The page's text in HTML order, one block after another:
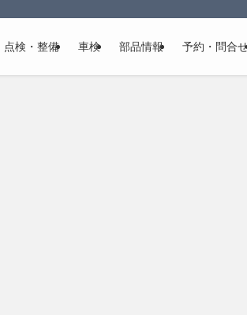
点検・整備 車検 部品情報 予約・問合